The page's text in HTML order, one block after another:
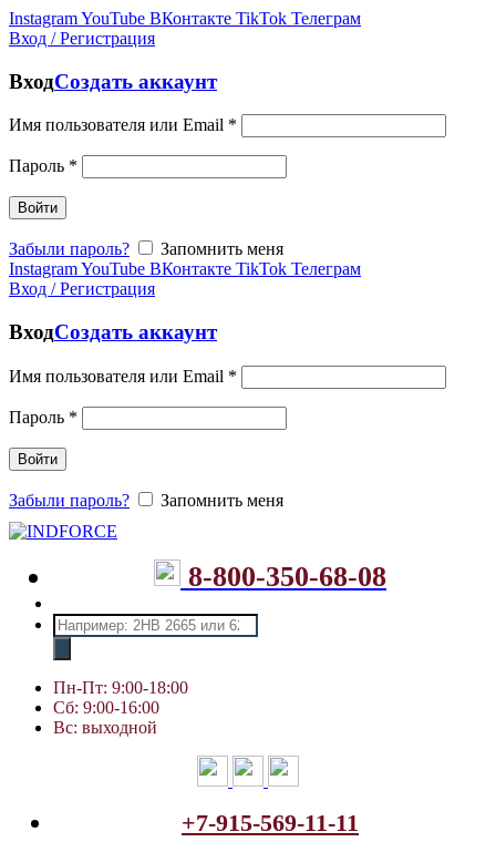
InstagramYouTube ВКонтакте TikTok Телеграм
Вход / Регистрация
ВходСоздать аккаунт
Имя пользователя или Email *
Пароль *
Войти
Забыли пароль?
Запомнить меня
InstagramYouTube ВКонтакте TikTok Телеграм
Вход / Регистрация
ВходСоздать аккаунт
Имя пользователя или Email *
Пароль *
Войти
Забыли пароль? Запомнить меня
8-800-350-68-08
Поиск
товаров
Пн-Пт: 9:00-18:00
Сб: 9:00-16:00
Вс: выходной
+7-915-569-11-11